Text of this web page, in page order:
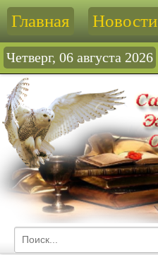
Главная Новости
Четверг, 06 августа 2026